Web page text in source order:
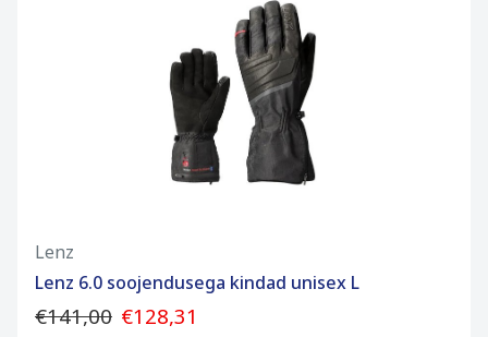
Lenz
Lenz 6.0 soojendusega kindad unisex L
€141,00 €128,31